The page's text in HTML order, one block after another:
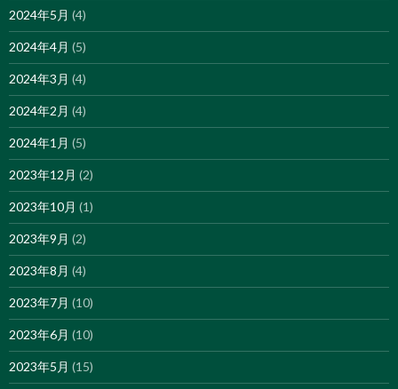
2024年5月 (4)
2024年4月 (5)
2024年3月 (4)
2024年2月 (4)
2024年1月 (5)
2023年12月 (2)
2023年10月 (1)
2023年9月 (2)
2023年8月 (4)
2023年7月 (10)
2023年6月 (10)
2023年5月 (15)